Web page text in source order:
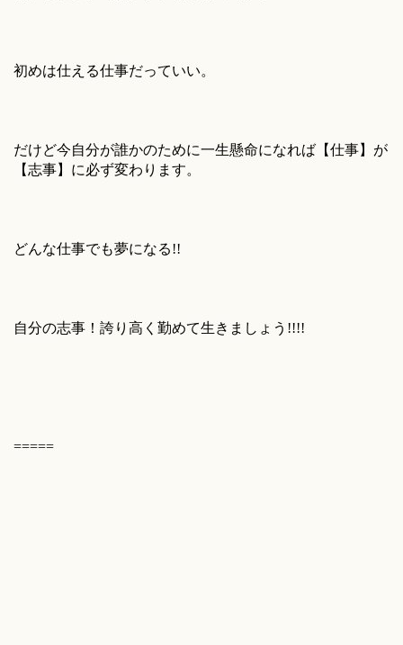
初めは仕える仕事だっていい。
だけど今自分が誰かのために一生懸命になれば【仕事】が
【志事】に必ず変わります。
どんな仕事でも夢になる!!
自分の志事！誇り高く勤めて生きましょう!!!!
=====